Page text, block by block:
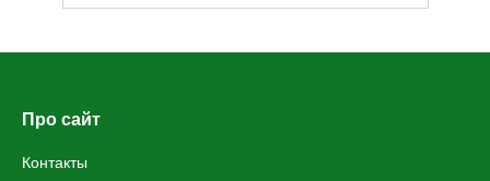
Про сайт
Контакты